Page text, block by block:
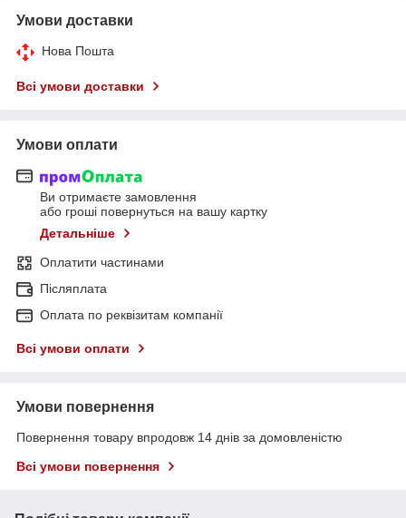
Умови доставки
Нова Пошта
Всі умови доставки
Умови оплати
Ви отримаєте замовлення
або гроші повернуться на вашу картку
Детальніше
Оплатити частинами
Післяплата
Оплата по реквізитам компанії
Всі умови оплати
Умови повернення
Повернення товару впродовж 14 днів за домовленістю
Всі умови повернення